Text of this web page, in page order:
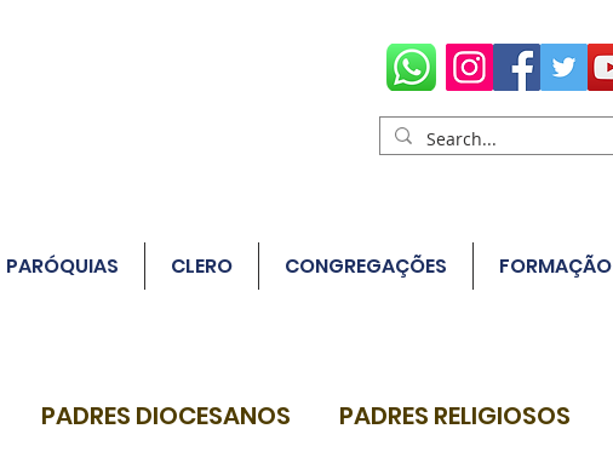
PARÓQUIAS CLERO CONGREGAÇÕES FORMAÇÃO
PADRES DIOCESANOS PADRES RELIGIOSOS